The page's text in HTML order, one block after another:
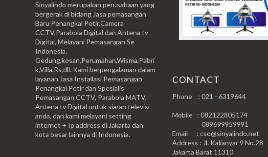
Sinyalindo merupakan perusahaan yang
bergerak di bidang Jasa pemasangan
Baru Penangkal Petir,Camera
CCTV,Parabola Digital dan Antena tv
Digital, Melayani Pemasangan Se
Indonesia.
Gedung,kosan,Perumahan,Wisma,Pabri
k,Villa,Rs,dll. Kami berpengalaman dalam
layanan Jasa Installasi Pemasangan
Penangkal Petir dan Spesialis
Pemasangan CCTV, Parabola MATV,
Antena tv Digital untuk siaran televisi
anda, dan kami melayani setting
internet + Ip address di Jakarta dan
kota besar lainnya di Indonesia.
CONTACT
Phone : 021 - 6319644
Mobile : 082122805174
089699959991
Email : cso@sinyalindo.net
Address : Jl. Kalianyar 9 No.28
Jakarta Barat 11310